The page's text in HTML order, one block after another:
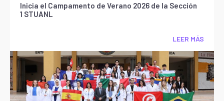
Inicia el Campamento de Verano 2026 de la Sección
1 STUANL
LEER MÁS